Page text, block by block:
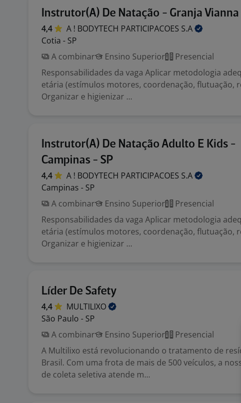
Instrutor(A) De Natação - Granja Vianna
4,4 A ! BODYTECH PARTICIPACOES S.A
Cotia - SP
A combinar
Ensino Superior
Presencial
Responsabilidades da vaga Aplicar metodologia
etária (estímulos motores, coordenação, flutuação,
Organizar e higienizar ...
Instrutor(A) De Natação Adulto E Kids -
Campinas - SP
4,4 A ! BODYTECH PARTICIPACOES S.A
Campinas - SP
A combinar
Ensino Superior
Presencial
Responsabilidades da vaga Aplicar metodologia
etária (estímulos motores, coordenação, flutuação,
Organizar e higienizar ...
Líder De Safety
4,4
MULTILIXO
São Paulo - SP
A combinar
Ensino Superior
Presencial
A Multilixo está revolucionando o tratamento de
Brasil. Com uma frota de mais de 500 veículos, a
de coleta seletiva atende m...